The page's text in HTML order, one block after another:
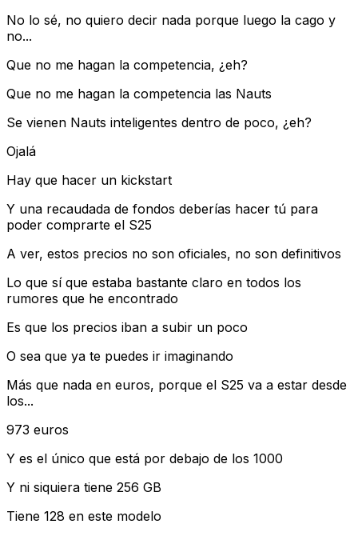
No lo sé, no quiero decir nada porque luego la cago y
no...
Que no me hagan la competencia, ¿eh?
Que no me hagan la competencia las Nauts
Se vienen Nauts inteligentes dentro de poco, ¿eh?
Ojalá
Hay que hacer un kickstart
Y una recaudada de fondos deberías hacer tú para
poder comprarte el S25
A ver, estos precios no son oficiales, no son definitivos
Lo que sí que estaba bastante claro en todos los
rumores que he encontrado
Es que los precios iban a subir un poco
O sea que ya te puedes ir imaginando
Más que nada en euros, porque el S25 va a estar desde
los...
973 euros
Y es el único que está por debajo de los 1000
Y ni siquiera tiene 256 GB
Tiene 128 en este modelo